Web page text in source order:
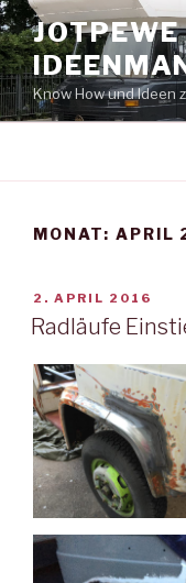
Zum
Inhalt
springen
JOTPEWE
Know How und Ideen
MONAT: APRIL
VERÖFFENTLICHT
AM
2. APRIL 2016
Radläufe